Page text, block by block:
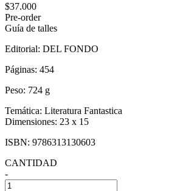
$37.000
Pre-order
Guía de talles
Editorial: DEL FONDO
Páginas: 454
Peso: 724 g
Temática: Literatura Fantastica
Dimensiones: 23 x 15
ISBN: 9786313130603
CANTIDAD
-